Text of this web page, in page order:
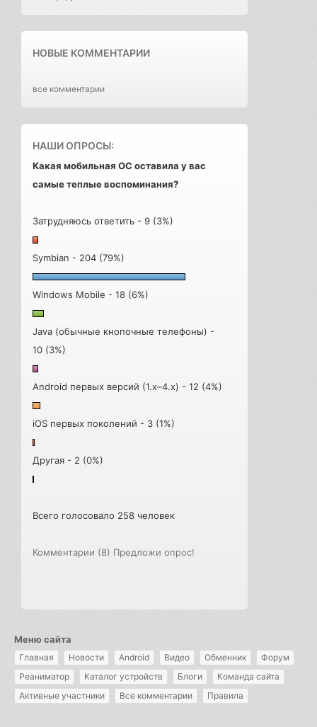
НОВЫЕ КОММЕНТАРИИ
все комментарии
НАШИ ОПРОСЫ:
Какая мобильная ОС оставила у вас
самые теплые воспоминания?
Затрудняюсь ответить - 9 (3%)
Symbian - 204 (79%)
Windows Mobile - 18 (6%)
Java (обычные кнопочные телефоны) -
10 (3%)
Android первых версий (1.x–4.x) - 12 (4%)
iOS первых поколений - 3 (1%)
Другая - 2 (0%)
Всего голосовало 258 человек
Комментарии (8) Предложи опрос!
Меню сайта
Главная Новости Android Видео Обменник
Форум
Реаниматор
Каталог устройств Блоги
Команда сайта
Активные участники
Все комментарии Правила